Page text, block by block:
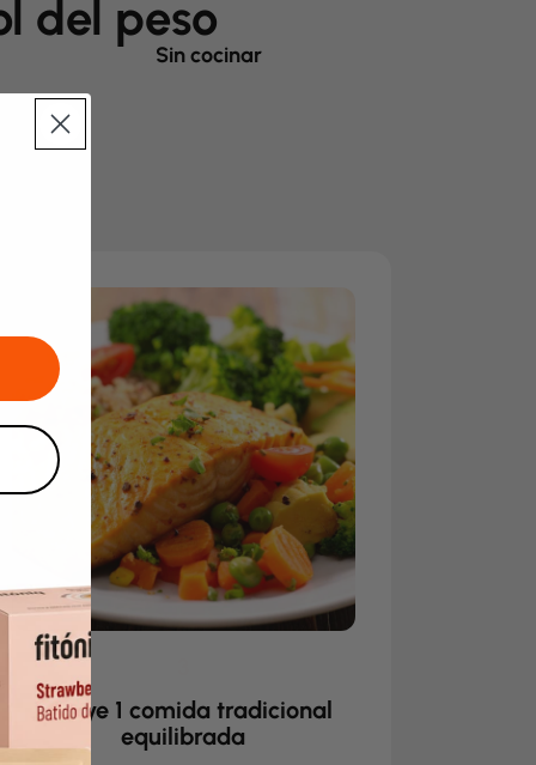
del peso
Sin cocinar
Incluye 1 comida tradicional
equilibrada